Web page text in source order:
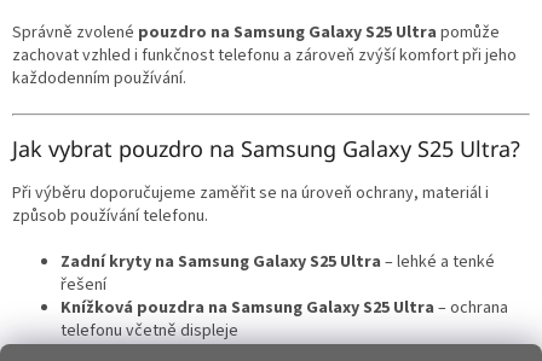
i
s
Správně zvolené pouzdro na Samsung Galaxy S25 Ultra pomůže
zachovat vzhled i funkčnost telefonu a zároveň zvýší komfort při jeho
každodenním používání.
Jak vybrat pouzdro na Samsung Galaxy S25 Ultra?
Při výběru doporučujeme zaměřit se na úroveň ochrany, materiál i
způsob používání telefonu.
Zadní kryty na Samsung Galaxy S25 Ultra – lehké a tenké
řešení
Knížková pouzdra na Samsung Galaxy S25 Ultra – ochrana
telefonu včetně displeje